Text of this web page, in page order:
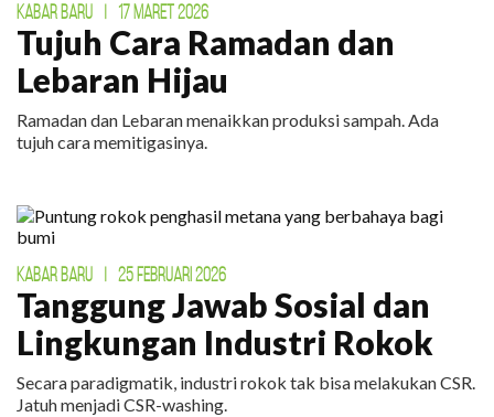
KABAR BARU 17 MARET 2026
Tujuh Cara Ramadan dan
Lebaran Hijau
Ramadan dan Lebaran menaikkan produksi sampah. Ada
tujuh cara memitigasinya.
KABAR BARU 25 FEBRUARI 2026
Tanggung Jawab Sosial dan
Lingkungan Industri Rokok
Secara paradigmatik, industri rokok tak bisa melakukan CSR.
Jatuh menjadi CSR-washing.